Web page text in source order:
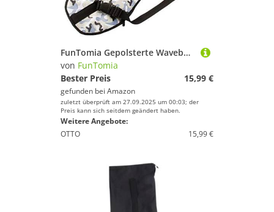
FunTomia Gepolsterte Waveboard Tragetasche Tasche mit Trageschlaufe in Army Style
von FunTomia
Bester Preis
15,99 €
gefunden bei Amazon
zuletzt überprüft am 27.09.2025 um 00:03; der
Preis kann sich seitdem geändert haben.
Weitere Angebote:
OTTO
15,99 €